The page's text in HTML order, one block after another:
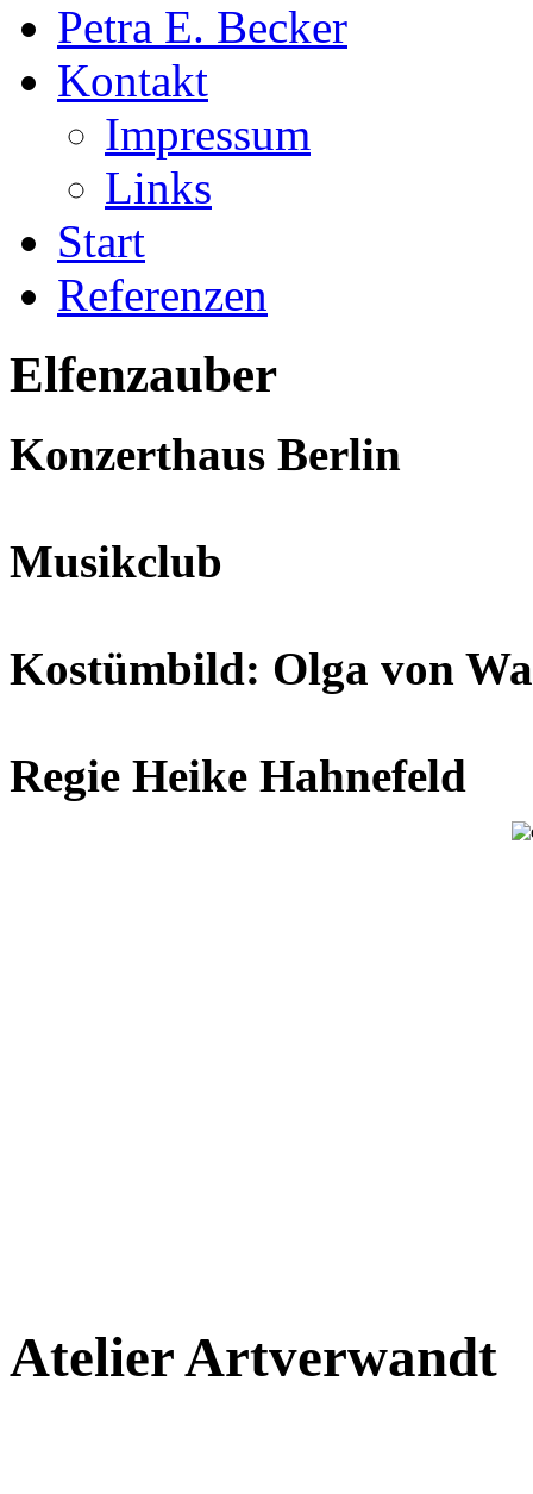
Petra E. Becker
Kontakt
Impressum
Links
Start
Referenzen
Elfenzauber
Konzerthaus Berlin
Musikclub
Kostümbild: Olga von
Regie Heike Hahnefeld
AtelierArtverwandt